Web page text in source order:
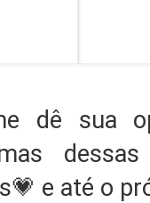
dê sua
e até o